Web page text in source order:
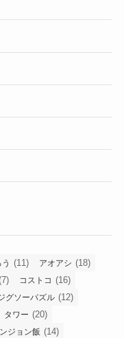
(11) アオアシ (18)
コストコ (16)
グソーパズル (12)
タワー (20)
ジョン飯 (14)